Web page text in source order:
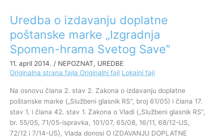
Uredba o izdavanju doplatne
poštanske marke „Izgradnja
Spomen-hrama Svetog Save”
11. april 2014. / NEPOZNAT, UREDBE
Originalna strana fajla Originalni fajl Lokalni fajl
Na osnovu člana 2. stav 2. Zakona o izdavanju doplatne
poštanske marke („Službeni glasnik RS”, broj 61/05) i člana 17.
stav 1. i člana 42. stav 1. Zakona o Vladi („Službeni glasnik RS”,
br. 55/05, 71/05-ispravka, 101/07, 65/08, 16/11, 68/12-US,
72/12 i 7/14-US), Vlada donosi O IZDAVANJU DOPLATNE
Uredba
izdavanju
doplatne
poštanske
marke
Spomen-
hrama
Svetog
Save”